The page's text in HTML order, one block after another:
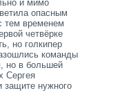
и мимо
опасным
тем временем
четвёрке
но голкипер
команды
но в большей
Сергея
защите нужного